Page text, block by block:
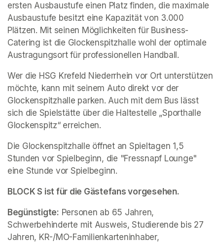
ersten Ausbaustufe einen Platz finden, die maximale
Ausbaustufe besitzt eine Kapazität von 3.000
Plätzen. Mit seinen Möglichkeiten für Business-
Catering ist die Glockenspitzhalle wohl der optimale
Austragungsort für professionellen Handball.
Wer die HSG Krefeld Niederrhein vor Ort unterstützen
möchte, kann mit seinem Auto direkt vor der
Glockenspitzhalle parken. Auch mit dem Bus lässt
sich die Spielstätte über die Haltestelle „Sporthalle
Glockenspitz“ erreichen.
Die Glockenspitzhalle öffnet an Spieltagen 1,5
Stunden vor Spielbeginn, die "Fressnapf Lounge"
eine Stunde vor Spielbeginn.
BLOCK S ist für die Gästefans vorgesehen.
Begünstigte: Personen ab 65 Jahren,
Schwerbehinderte mit Ausweis, Studierende bis 27
Jahren, KR-/MO-Familienkarteninhaber,